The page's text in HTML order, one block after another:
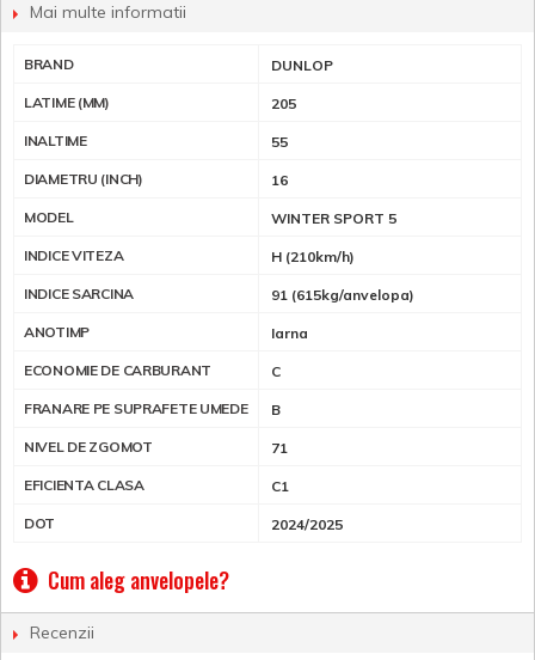
Mai multe informatii
BRAND DUNLOP
LATIME (MM) 205
INALTIME 55
DIAMETRU (INCH) 16
MODEL WINTER SPORT 5
INDICE VITEZA H (210km/h)
INDICE SARCINA 91 (615kg/anvelopa)
ANOTIMP Iarna
ECONOMIE DE CARBURANT C
FRANARE PE SUPRAFETE UMEDE B
NIVEL DE ZGOMOT 71
EFICIENTA CLASA C1
DOT 2024/2025
Cum aleg anvelopele?
Recenzii